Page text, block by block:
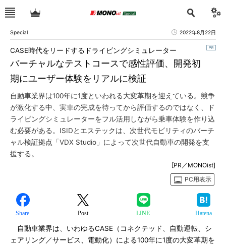
Special 2022年8月22日
バーチャルなテストコースで感性評価、開発初
期にユーザー体験をリアルに検証
CASE時代をリードするドライビングシミュレーター
自動車業界は100年に1度といわれる大変革期を迎えている。競争
が激化する中、実車の完成を待ってから評価するのではなく、ド
ライビングシミュレーターをフル活用しながら乗車体験を作り込
む必要がある。ISIDとエステックは、次世代モビリティのバーチ
ャル検証拠点「VDX Studio」によって次世代自動車の開発を支
援する。
[PR／MONOist]
PC用表示
Share Post LINE Hatena
自動車業界は、いわゆるCASE（コネクテッド、自動運転、シ
ェアリング／サービス、電動化）による100年に1度の大変革期を